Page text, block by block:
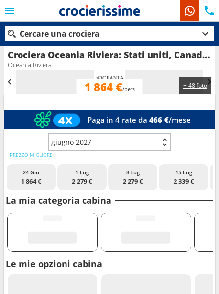
Crociera Oceania Riviera: Stati uniti, Canada in partenza da Seattle
Oceania Riviera
+ 48 foto
1 864 €/pers
Paga in 4 rate da 466 €/mese
giugno 2027
PREZZO MIGLIORE
24 Giu
1 864 €
1 Lug
2 279 €
8 Lug
2 279 €
15 Lug
2 339 €
La mia categoria cabina
Le mie opzioni cabina
Cercare una crociera
Le nostre destinazioni
Mesi di partenza
Porti Compagnie